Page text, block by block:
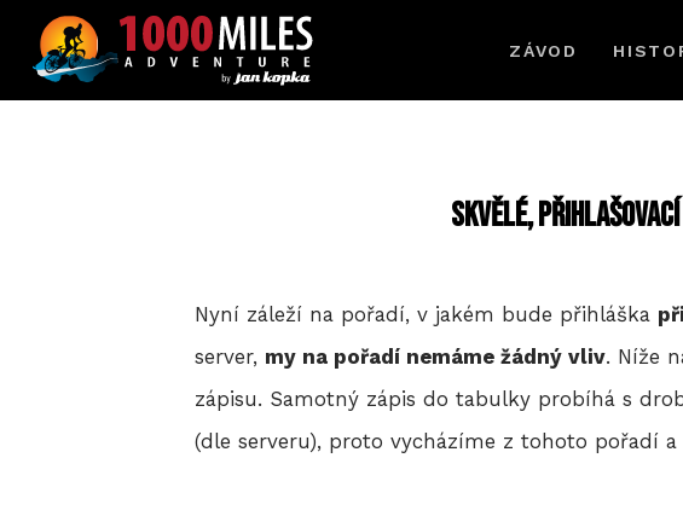
ZÁVOD
Skvělé,
Nyní záleží na pořadí, v jakém bude přihláška
server, my na pořadí nemáme žádný vliv. Níže
zápisu. Samotný zápis do tabulky probíhá s
(dle serveru), proto vycházíme z tohoto pořadí a